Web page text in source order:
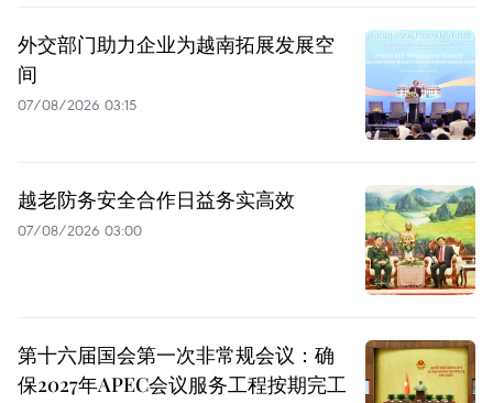
外交部门助力企业为越南拓展发展空
间
07/08/2026 03:15
越老防务安全合作日益务实高效
07/08/2026 03:00
第十六届国会第一次非常规会议：确
保2027年APEC会议服务工程按期完工